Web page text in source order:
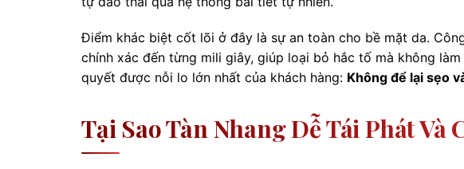
Điểm khác biệt cốt lõi ở đây là sự an toàn cho bề mặt da.
chính xác đến từng mili giây, giúp loại bỏ hắc tố mà không
quyết được nỗi lo lớn nhất của khách hàng: Không để lại sẹo
Tại Sao Tàn Nhang Dễ Tái Phát Và